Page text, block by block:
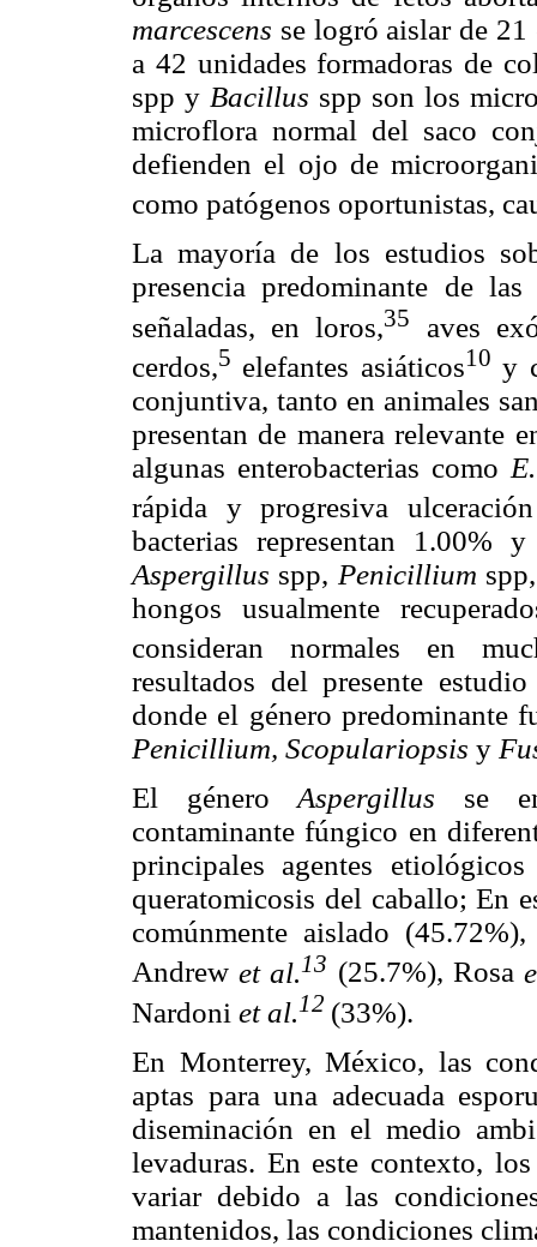
marcescens se logró aislar de
a 42 unidades formadoras de
spp y Bacillus spp son los
microflora normal del saco
defienden el ojo de
como patógenos oportunistas,
La mayoría de los estudios
presencia predominante de
señaladas, en loros,35
aves
cerdos,5 elefantes asiáticos10 y
conjuntiva, tanto en animales
presentan de manera relevante
algunas enterobacterias como
rápida y progresiva
bacterias representan 1.00%
Aspergillus spp, Penicillium
hongos usualmente
consideran normales en
resultados del presente
donde el género predominante
Penicillium, Scopulariopsis y
El géneroAspergillus se
contaminante fúngico en
principales agentes
queratomicosis del caballo; En
comúnmente aislado
Andrewet al.13 (25.7%), Rosa
Nardoni et al.12 (33%).
En Monterrey, México, las
aptas para una adecuada
diseminación en el medio
levaduras. En este contexto,
variar debido a las
mantenidos, las condiciones